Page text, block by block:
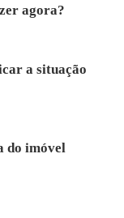
agora?
a situação
do imóvel